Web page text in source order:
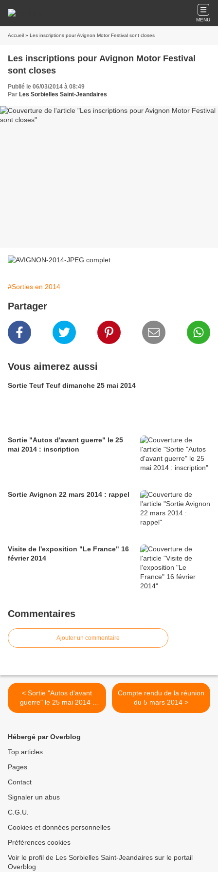
MENU
Accueil » Les inscriptions pour Avignon Motor Festival sont closes
Les inscriptions pour Avignon Motor Festival
sont closes
Publié le 06/03/2014 à 08:49
Par Les Sorbielles Saint-Jeandaires
#Sorties en 2014
Partager
Vous aimerez aussi
Sortie Teuf Teuf dimanche 25 mai 2014
Sortie "Autos d'avant guerre" le 25
mai 2014 : inscription
Sortie Avignon 22 mars 2014 : rappel
Visite de l'exposition "Le France" 16
février 2014
Commentaires
Ajouter un commentaire
< Sortie "Autos d'avant
guerre" le 25 mai 2014 :
inscription
Compte rendu de la réunion
du 5 mars 2014 >
Hébergé par Overblog
Top articles
Pages
Contact
Signaler un abus
C.G.U.
Cookies et données personnelles
Préférences cookies
Voir le profil de Les Sorbielles Saint-Jeandaires sur le portail
Overblog